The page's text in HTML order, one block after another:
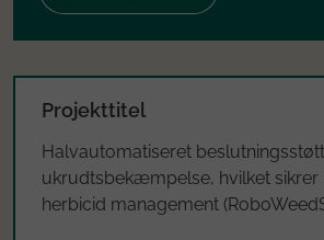
Projekttitel
Halvautomatiseret
ukrudtsbekæmpelse, hvilket sikrer
herbicid management